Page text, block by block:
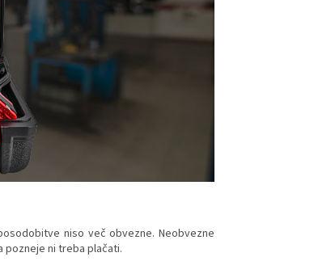
niso več obvezne. Neobvezne
ni treba plačati.